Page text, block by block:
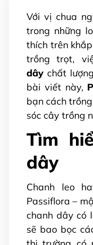
Với vị chua
trong những
thích trên
trồng trọt,
dây chất
bài viết này,
bạn cách
sóc cây trồng
Tìm
dây
Chanh leo
Passiflora –
chanh dây có
sẽ bao bọc